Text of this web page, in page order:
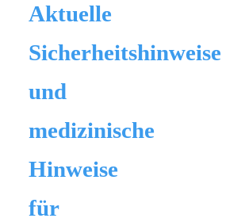
Aktuelle
Sicherheitshinweise
und
medizinische
Hinweise
für